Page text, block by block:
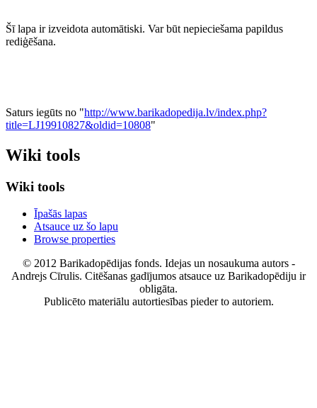
Šī lapa ir izveidota automātiski. Var būt nepieciešama papildus
rediģēšana.
Saturs iegūts no "http://www.barikadopedija.lv/index.php?
title=LJ19910827&oldid=10808"
Wiki tools
Wiki tools
Īpašās lapas
Atsauce uz šo lapu
Browse properties
© 2012 Barikadopēdijas fonds. Idejas un nosaukuma autors -
Andrejs Cīrulis. Citēšanas gadījumos atsauce uz Barikadopēdiju ir
obligāta.
Publicēto materiālu autortiesības pieder to autoriem.